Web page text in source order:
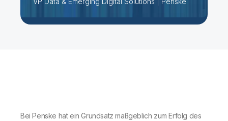
Bei Penske hat ein Grundsatz maßgeblich zum Erfolg des